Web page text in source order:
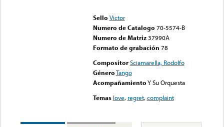
Sello Victor
Numero de Catalogo 70-5574-B
Numero de Matriz 37990A
Formato de grabación 78
Compositor Sciamarella, Rodolfo
GéneroTango
AcompañamientoY Su Orquesta
Temas love, regret,complaint